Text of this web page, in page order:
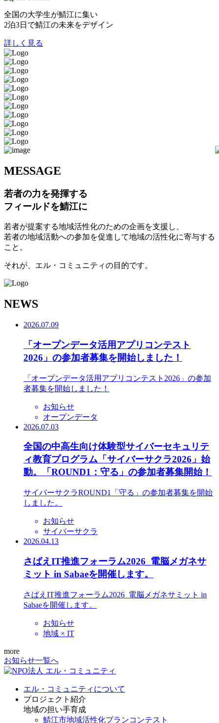
全国の大学生が鯖江に集い
2泊3日で鯖江の未来をデザイン
詳しく見る
MESSAGE
若者の力を発揮する
フィールドを鯖江に
若者が提案する地域活性化のための企画を支援し、
若者の地域活動への参加を促進して地域の活性化に寄与する
こと。
それが、エル・コミュニティの目的です。
NEWS
2026.07.09
「オープンデータ活用アプリコンテスト
2026」の参加者募集を開始しました！
「オープンデータ活用アプリコンテスト2026」の参加
者募集を開始しました！
お知らせ
オープンデータ
2026.07.03
全国の中高生向け体験型サイバーセキュリテ
ィ教育プログラム「サイバーサクラ2026」始
動。「ROUND1：守る」の参加者募集開始！
サイバーサクラROUND1「守る」の参加者募集を開始
しました。
お知らせ
サイバーサクラ
2026.04.13
さばえIT推進フォーラム2026_電脳メガネサ
ミット in Sabaeを開催します。
さばえIT推進フォーラム2026_電脳メガネサミット in
Sabaeを開催します。
お知らせ
地域 × IT
more
お知らせ一覧へ
エル・コミュニティについて
プロジェクト紹介
地域の担い手育成
鯖江市地域活性化プランコンテスト